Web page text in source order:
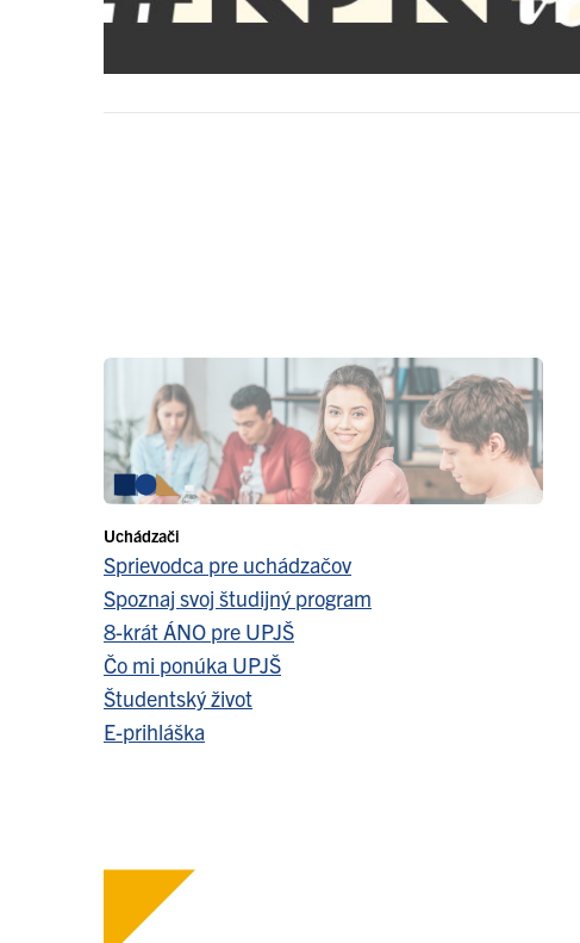
Uchádzači
Sprievodca pre uchádzačov
Spoznaj svoj študijný program
8-krát ÁNO pre UPJŠ
Čo mi ponúka UPJŠ
Študentský život
E-prihláška